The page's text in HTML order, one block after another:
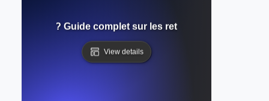
révision ? Guide complet sur les retours de pairs et la
View details